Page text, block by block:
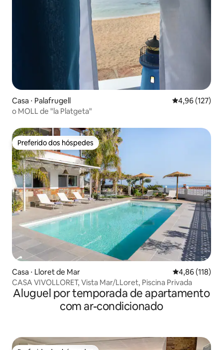
Casa ⋅ Palafrugell 4,96 de uma
4,96 (127)
o MOLL de "la Platgeta"
Preferido dos hóspedes
Preferido dos hóspedes
Casa ⋅ Lloret de Mar 4,86 de uma
4,86 (118)
CASA VIVOLLORET, Vista Mar/LLoret, Piscina Privada
Aluguel por temporada de apartamento
com ar-condicionado